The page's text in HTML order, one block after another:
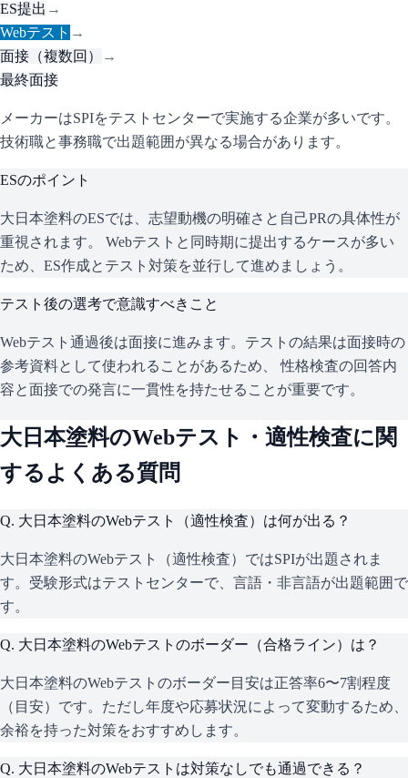
ES提出 →
Webテスト →
面接（複数回）
→
最終面接
メーカーはSPIをテストセンターで実施する企業が多いです。
技術職と事務職で出題範囲が異なる場合があります。
ESのポイント
大日本塗料のESでは、志望動機の明確さと自己PRの具体性が
重視されます。 Webテストと同時期に提出するケースが多い
ため、ES作成とテスト対策を並行して進めましょう。
テスト後の選考で意識すべきこと
Webテスト通過後は面接に進みます。テストの結果は面接時の
参考資料として使われることがあるため、 性格検査の回答内
容と面接での発言に一貫性を持たせることが重要です。
大日本塗料のWebテスト・適性検査に関
するよくある質問
Q. 大日本塗料のWebテスト（適性検査）は何が出る？
大日本塗料のWebテスト（適性検査）ではSPIが出題されま
す。受験形式はテストセンターで、言語・非言語が出題範囲で
す。
Q. 大日本塗料のWebテストのボーダー（合格ライン）は？
大日本塗料のWebテストのボーダー目安は正答率6〜7割程度
（目安）です。ただし年度や応募状況によって変動するため、
余裕を持った対策をおすすめします。
Q. 大日本塗料のWebテストは対策なしでも通過できる？